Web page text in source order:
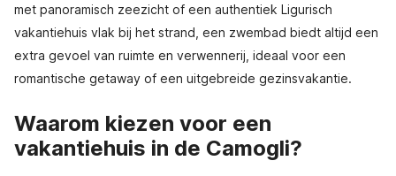
met panoramisch zeezicht of een authentiek Ligurisch
vakantiehuis vlak bij het strand, een zwembad biedt altijd een
extra gevoel van ruimte en verwennerij, ideaal voor een
romantische getaway of een uitgebreide gezinsvakantie.
Waarom kiezen voor een
vakantiehuis in de Camogli?